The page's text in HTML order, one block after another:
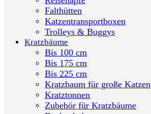
Falthütten
Katzentransportboxen
Trolleys & Buggys
Kratzbäume
Bis 100 cm
Bis 175 cm
Bis 225 cm
Kratzbaum für große Katzen
Kratztonnen
Zubehör für Kratzbäume